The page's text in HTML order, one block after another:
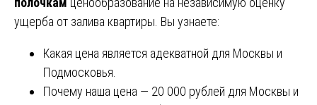
ущерба от залива квартиры. Вы узнаете:
Какая цена является адекватной для Москвы и
Подмосковья.
Почему наша цена — 20 000 рублей для Москвы и